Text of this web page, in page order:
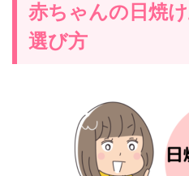
赤ちゃんの日焼
選び方